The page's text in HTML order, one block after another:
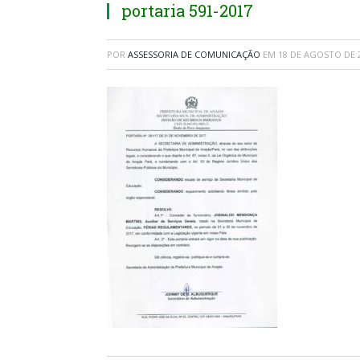
portaria 591-2017
POR ASSESSORIA DE COMUNICAÇÃO EM 18 DE AGOSTO DE